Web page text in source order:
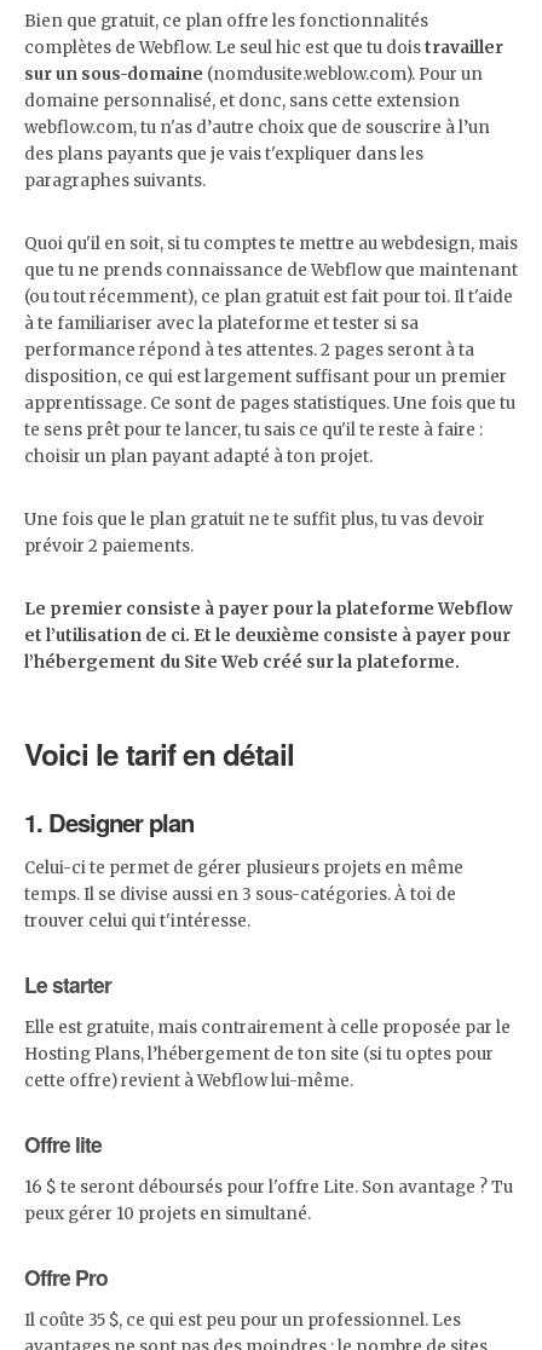
Bien que gratuit, ce plan offre les fonctionnalités
complètes de Webflow. Le seul hic est que tu doistravailler
sur un sous-domaine (nomdusite.weblow.com). Pour un
domaine personnalisé, et donc, sans cette extension
webflow.com, tu n'as d’autre choix que de souscrire à l’un
des plans payants que je vais t'expliquer dans les
paragraphes suivants.
Quoi qu'il en soit, si tu comptes te mettre au webdesign, mais
que tu ne prends connaissance de Webflow que maintenant
(ou tout récemment), ce plan gratuit est fait pour toi. Il t'aide
à te familiariser avec la plateforme et tester si sa
performance répond à tes attentes. 2 pages seront à ta
disposition, ce qui est largement suffisant pour un premier
apprentissage. Ce sont de pages statistiques. Une fois que tu
te sens prêt pour te lancer, tu sais ce qu'il te reste à faire :
choisir un plan payant adapté à ton projet.
Une fois que le plan gratuit ne te suffit plus, tu vas devoir
prévoir 2 paiements.
Le premier consiste à payer pour la plateforme Webflow
et l’utilisation de ci. Et le deuxième consiste à payer pour
l’hébergement du Site Web créé sur la plateforme.
Voici le tarif en détail
1. Designer plan
Celui-ci te permet de gérer plusieurs projets en même
temps. Il se divise aussi en 3 sous-catégories. À toi de
trouver celui qui t'intéresse.
Le starter
Elle est gratuite, mais contrairement à celle proposée par le
Hosting Plans, l’hébergement de ton site (si tu optes pour
cette offre) revient à Webflow lui-même.
Offre lite
16 $ te seront déboursés pour l'offre Lite. Son avantage ? Tu
peux gérer 10 projets en simultané.
Offre Pro
Il coûte 35 $, ce qui est peu pour un professionnel. Les